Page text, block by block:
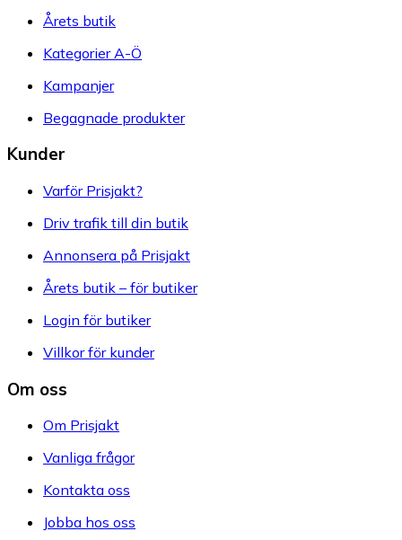
Årets butik
Kategorier A-Ö
Kampanjer
Begagnade produkter
Kunder
Varför Prisjakt?
Driv trafik till din butik
Annonsera på Prisjakt
Årets butik – för butiker
Login för butiker
Villkor för kunder
Om oss
Om Prisjakt
Vanliga frågor
Kontakta oss
Jobba hos oss